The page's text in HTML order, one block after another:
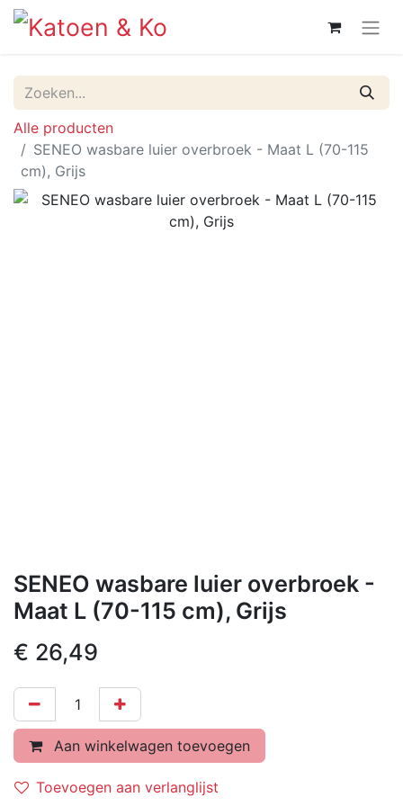
Alle producten
SENEO wasbare luier overbroek - Maat L (70-115
cm), Grijs
SENEO wasbare luier overbroek -
Maat L (70-115 cm), Grijs
€ 26,49
Aan winkelwagen toevoegen
Toevoegen aan verlanglijst